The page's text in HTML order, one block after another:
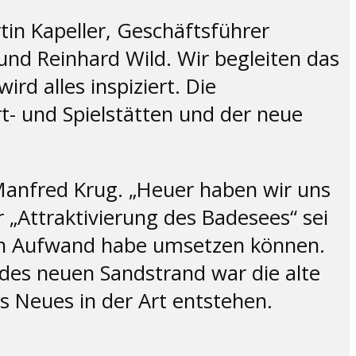
Kapeller, Geschäftsführer
Reinhard Wild. Wir begleiten das
alles inspiziert. Die
und Spielstätten und der neue
Krug. „Heuer haben wir uns
des Badesees“ sei
habe umsetzen können.
neuen Sandstrand war die alte
Neues in der Art entstehen.